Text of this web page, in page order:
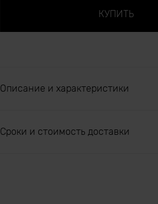
Описание и характеристики
Сроки и стоимость доставки